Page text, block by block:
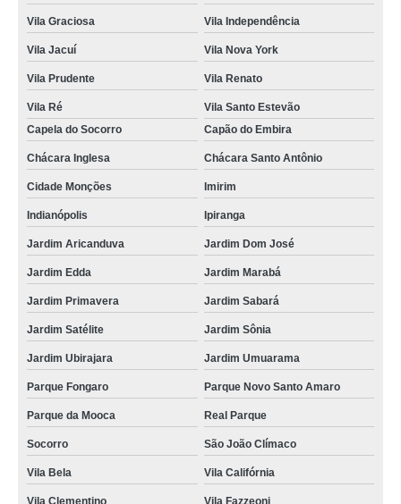
Vila Graciosa Vila Independência
Vila Jacuí Vila Nova York
Vila Prudente Vila Renato
Vila Ré
Vila Santo Estevão
Capela do Socorro
Capão do Embira
Chácara Inglesa Chácara Santo Antônio
Cidade Monções Imirim
Indianópolis Ipiranga
Jardim Aricanduva Jardim Dom José
Jardim Edda Jardim Marabá
Jardim Primavera Jardim Sabará
Jardim Satélite Jardim Sônia
Jardim Ubirajara Jardim Umuarama
Parque Fongaro Parque Novo Santo Amaro
Parque da Mooca Real Parque
Socorro São João Clímaco
Vila Bela Vila Califórnia
Vila Clementino Vila Fazzeoni